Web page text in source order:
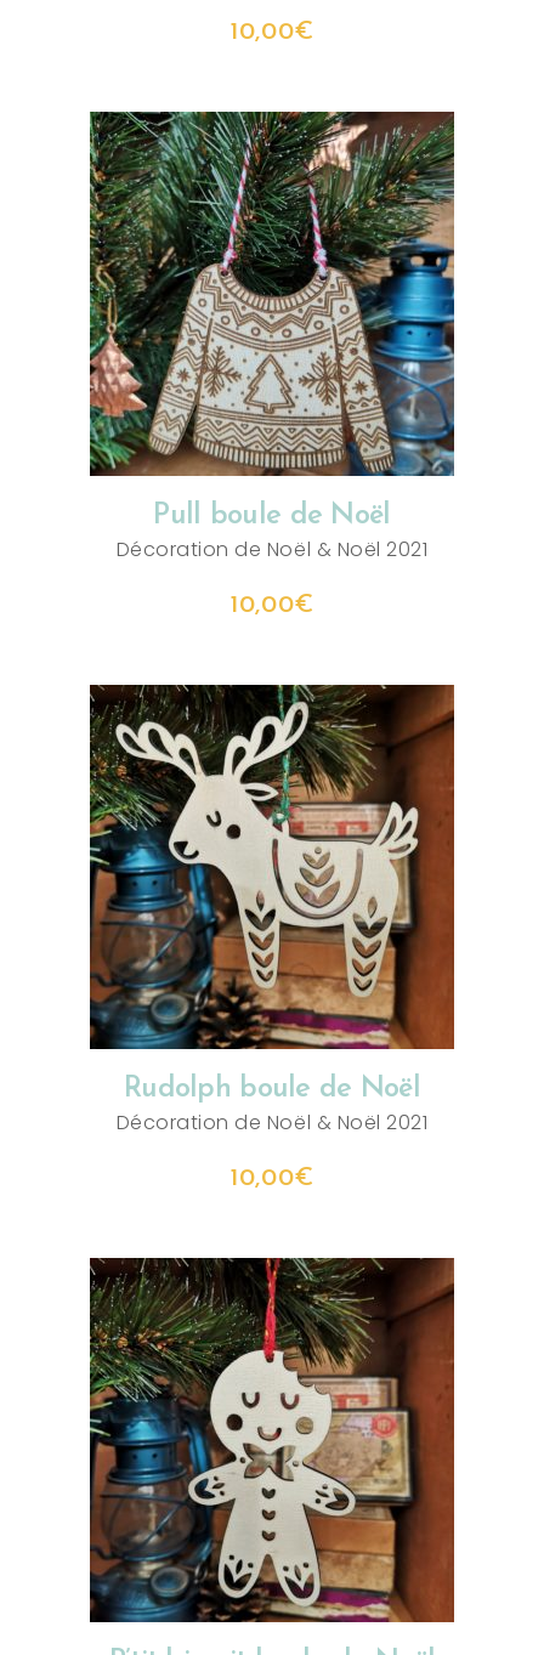
10,00€
AJOUTER AU PANIER
Pull boule de Noël
Décoration de Noël & Noël 2021
10,00€
AJOUTER AU PANIER
Rudolph boule de Noël
Décoration de Noël & Noël 2021
10,00€
AJOUTER AU PANIER